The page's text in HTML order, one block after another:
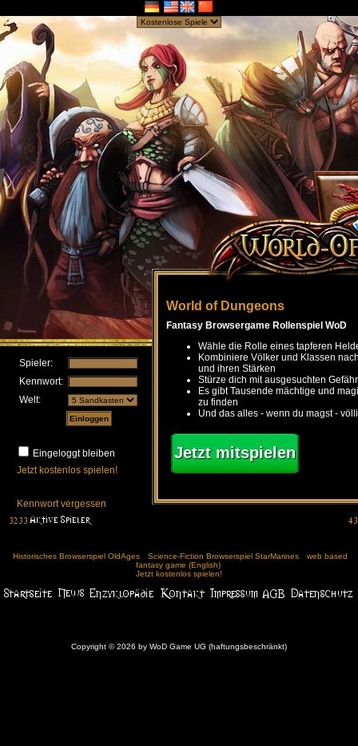
Spieler:
Kennwort:
Welt:
Eingeloggt bleiben
Jetzt kostenlos spielen!
Kennwort vergessen
World of Dungeons
Fantasy Browsergame Rollenspiel WoD
Wähle die Rolle eines tapferen
Kombiniere Völker und Klassen
und ihren Stärken
Stürze dich mit ausgesuchten
Es gibt Tausende mächtige und
zu finden
Und das alles - wenn du magst -
Jetzt mitspielen
Historisches Browserspiel OldAges Science-Fiction Browserspiel StarMarines
web based
fantasy game (English)
Jetzt kostenlos spielen!
Copyright © 2026 by WoD Game UG (haftungsbeschränkt)